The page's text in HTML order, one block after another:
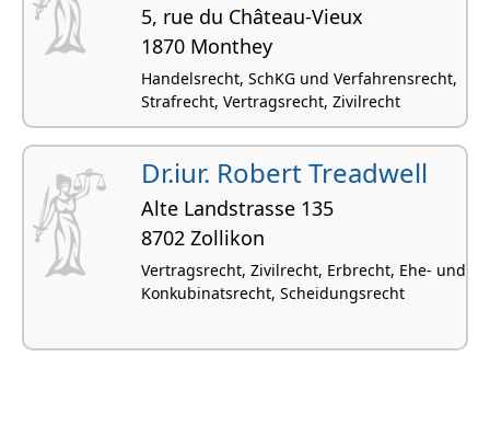
5, rue du Château-Vieux
1870 Monthey
Handelsrecht, SchKG und Verfahrensrecht,
Strafrecht, Vertragsrecht, Zivilrecht
Dr.iur. Robert Treadwell
Alte Landstrasse 135
8702 Zollikon
Vertragsrecht, Zivilrecht, Erbrecht, Ehe- und
Konkubinatsrecht, Scheidungsrecht